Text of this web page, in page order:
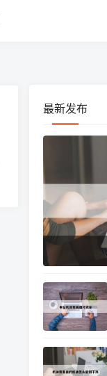
最新发布